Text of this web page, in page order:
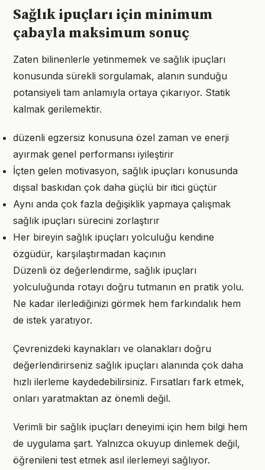
Sağlık ipuçları için minimum
çabayla maksimum sonuç
Zaten bilinenlerle yetinmemek ve sağlık ipuçları
konusunda sürekli sorgulamak, alanın sunduğu
potansiyeli tam anlamıyla ortaya çıkarıyor. Statik
kalmak gerilemektir.
düzenli egzersiz konusuna özel zaman ve enerji
ayırmak genel performansı iyileştirir
İçten gelen motivasyon, sağlık ipuçları konusunda
dışsal baskıdan çok daha güçlü bir itici güçtür
Aynı anda çok fazla değişiklik yapmaya çalışmak
sağlık ipuçları sürecini zorlaştırır
Her bireyin sağlık ipuçları yolculuğu kendine
özgüdür, karşılaştırmadan kaçının
Düzenli öz değerlendirme, sağlık ipuçları
yolculuğunda rotayı doğru tutmanın en pratik yolu.
Ne kadar ilerlediğinizi görmek hem farkındalık hem
de istek yaratıyor.
Çevrenizdeki kaynakları ve olanakları doğru
değerlendirirseniz sağlık ipuçları alanında çok daha
hızlı ilerleme kaydedebilirsiniz. Fırsatları fark etmek,
onları yaratmaktan az önemli değil.
Verimli bir sağlık ipuçları deneyimi için hem bilgi hem
de uygulama şart. Yalnızca okuyup dinlemek değil,
öğrenileni test etmek asıl ilerlemeyi sağlıyor.